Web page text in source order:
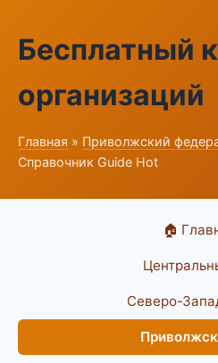
Бесплатный
организаций
Главная » Приволжский
Справочник Guide Hot
🏠
Северо-